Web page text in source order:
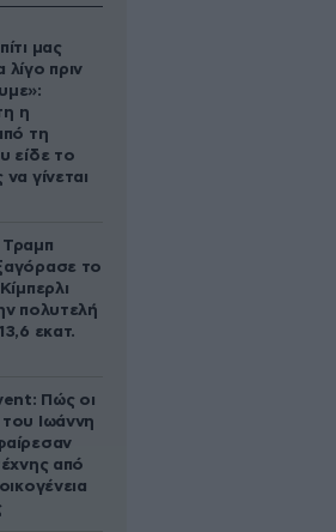
μας
πριν
η
τη
είδε το
γίνεται
το
πολυτελή
εκατ.
Πώς οι
Ιωάννη
από